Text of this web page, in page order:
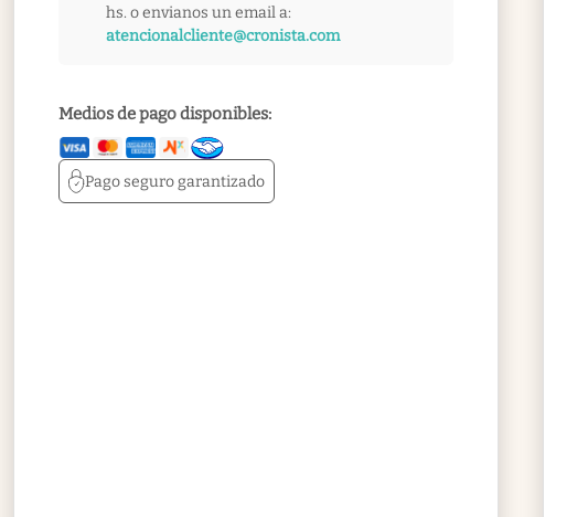
hs. o envianos un email a:
atencionalcliente@cronista.com
Medios de pago disponibles:
Pago segurogarantizado